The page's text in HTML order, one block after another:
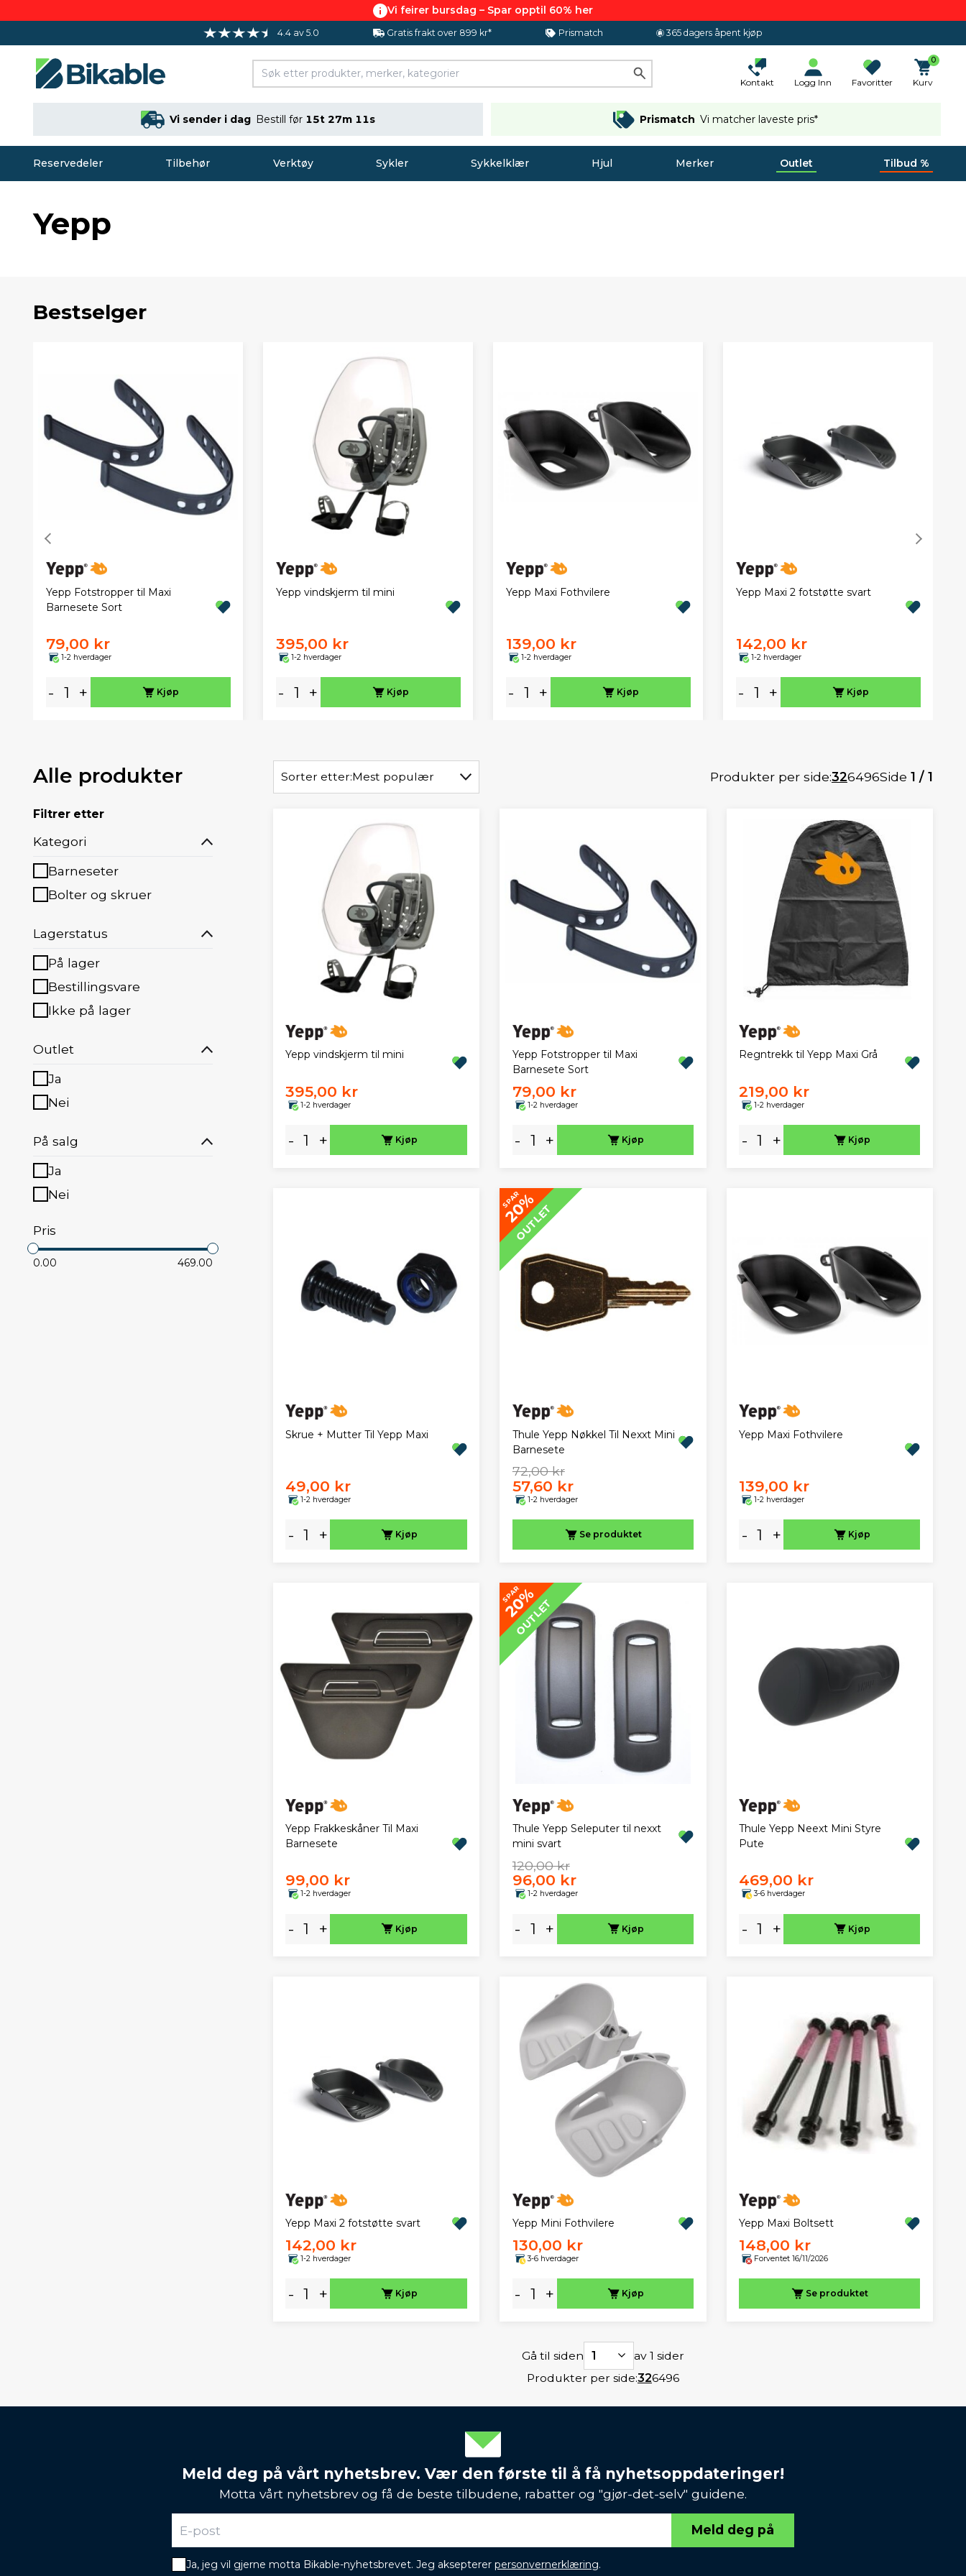
Vi feirer bursdag – Spar opptil 60% her
4.4 av 5.0 Gratis frakt over 899 kr* Prismatch 365 dagers åpent kjøp
Kontakt Logg Inn Favoritter
0
Kurv
Vi sender i dag Bestill før 15t 27m 10s Prismatch Vi matcher laveste pris*
Reservedeler Tilbehør Verktøy Sykler Sykkelklær Hjul Merker Outlet Tilbud %
Yepp
Bestselger
Yepp Fotstropper til Maxi
Barnesete Sort
79,00 kr
1-2 hverdager
- + Kjøp
Yepp vindskjerm til mini
395,00 kr
1-2 hverdager
- + Kjøp
Yepp Maxi Fothvilere
139,00 kr
1-2 hverdager
- + Kjøp
Yepp Maxi 2 fotstøtte svart
142,00 kr
1-2 hverdager
- + Kjøp
Alle produkter
Filtrer etter
Kategori
Barneseter
Bolter og skruer
Lagerstatus
På lager
Bestillingsvare
Ikke på lager
Outlet
Ja
Nei
På salg
Ja
Nei
Pris
0.00 469.00
Sorter etter:Mest populær Produkter per side:326496Side 1 / 1
Yepp vindskjerm til mini
395,00 kr
1-2 hverdager
- + Kjøp
Yepp Fotstropper til Maxi
Barnesete Sort
79,00 kr
1-2 hverdager
- + Kjøp
Regntrekk til Yepp Maxi Grå
219,00 kr
1-2 hverdager
- + Kjøp
Skrue + Mutter Til Yepp Maxi
49,00 kr
1-2 hverdager
- + Kjøp
SPAR
20%
OUTLET
Thule Yepp Nøkkel Til Nexxt Mini
Barnesete
72,00 kr
57,60 kr
1-2 hverdager
Se produktet
Yepp Maxi Fothvilere
139,00 kr
1-2 hverdager
- + Kjøp
Yepp Frakkeskåner Til Maxi
Barnesete
99,00 kr
1-2 hverdager
- + Kjøp
SPAR
20%
OUTLET
Thule Yepp Seleputer til nexxt
mini svart
120,00 kr
96,00 kr
1-2 hverdager
- + Kjøp
Thule Yepp Neext Mini Styre
Pute
469,00 kr
3-6 hverdager
- + Kjøp
Yepp Maxi 2 fotstøtte svart
142,00 kr
1-2 hverdager
- + Kjøp
Yepp Mini Fothvilere
130,00 kr
3-6 hverdager
- + Kjøp
Yepp Maxi Boltsett
148,00 kr
Forventet 16/11/2026
Se produktet
Gå til siden 1
av 1 sider
Produkter per side:326496
Meld deg på vårt nyhetsbrev. Vær den første til å få nyhetsoppdateringer!
Motta vårt nyhetsbrev og få de beste tilbudene, rabatter og "gjør-det-selv" guidene.
Meld deg på
Ja, jeg vil gjerne motta Bikable-nyhetsbrevet. Jeg aksepterer personvernerklæring.